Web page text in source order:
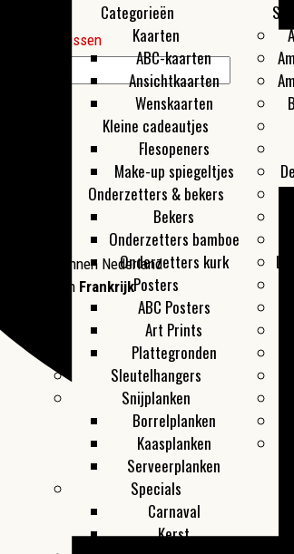
Categorieën
Kaarten
ABC-kaarten
Ansichtkaarten
Wenskaarten
Kleine cadeautjes
Flesopeners
Make-up spiegeltjes
Onderzetters & bekers
Bekers
Onderzetters bamboe
Onderzetters kurk
Posters
ABC Posters
Art Prints
Plattegronden
Sleutelhangers
Snijplanken
Borrelplanken
Kaasplanken
Serveerplanken
Specials
Carnaval
Kerst
Wissen
€50 binnen Nederland
en Frankrijk